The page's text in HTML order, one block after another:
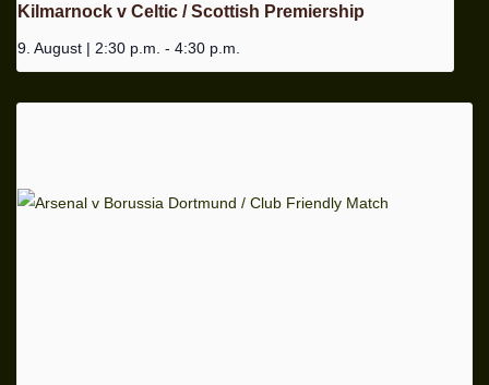
Kilmarnock v Celtic / Scottish Premiership
9. August | 2:30 p.m. - 4:30 p.m.